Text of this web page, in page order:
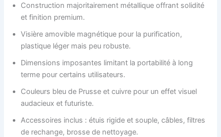
Construction majoritairement métallique offrant solidité
et finition premium.
Visière amovible magnétique pour la purification,
plastique léger mais peu robuste.
Dimensions imposantes limitant la portabilité à long
terme pour certains utilisateurs.
Couleurs bleu de Prusse et cuivre pour un effet visuel
audacieux et futuriste.
Accessoires inclus : étuis rigide et souple, câbles, filtres
de rechange, brosse de nettoyage.